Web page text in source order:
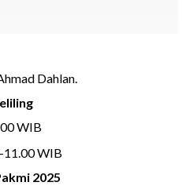
Dahlan.
WIB
WIB
2025